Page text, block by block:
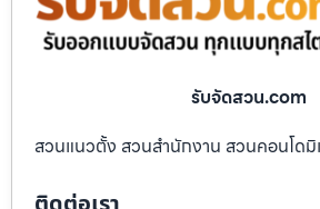
รับจัดสวน.com
สวนแนวตั้ง สวนสำนักงาน สวนคอนโด